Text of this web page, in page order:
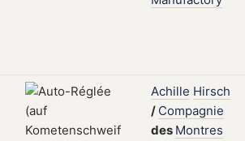
Achille Hirsch
/ Compagnie
des Montres